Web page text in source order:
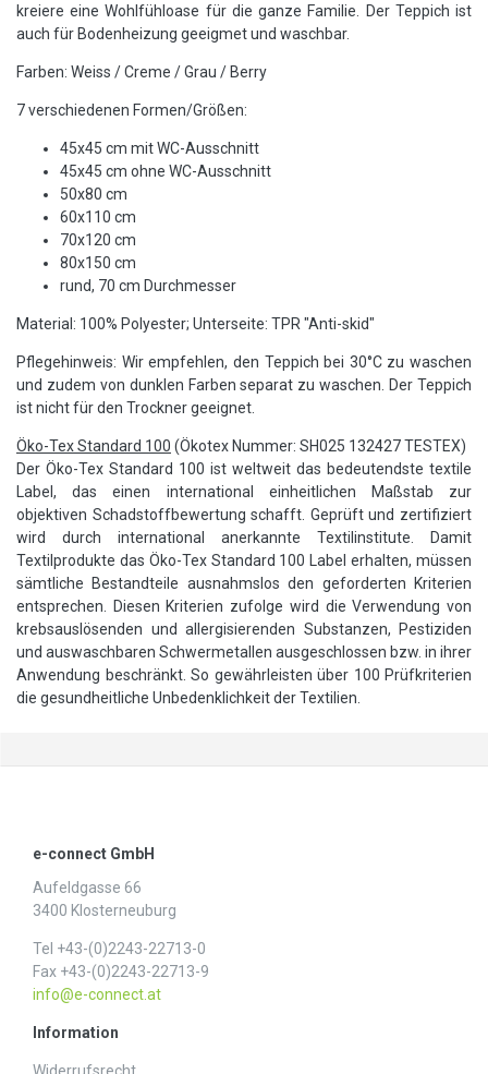
kreiere eine Wohlfühloase für die ganze Familie. Der Teppich ist
auch für Bodenheizung geeigmet und waschbar.
Farben: Weiss / Creme / Grau / Berry
7 verschiedenen Formen/Größen:
45x45 cm mit WC-Ausschnitt
45x45 cm ohne WC-Ausschnitt
50x80 cm
60x110 cm
70x120 cm
80x150 cm
rund, 70 cm Durchmesser
Material: 100% Polyester; Unterseite: TPR "Anti-skid"
Pflegehinweis: Wir empfehlen, den Teppich bei 30°C zu waschen
und zudem von dunklen Farben separat zu waschen. Der Teppich
ist nicht für den Trockner geeignet.
Öko-Tex Standard 100 (Ökotex Nummer: SH025 132427 TESTEX)
Der Öko-Tex Standard 100 ist weltweit das bedeutendste textile
Label, das einen international einheitlichen Maßstab zur
objektiven Schadstoffbewertung schafft. Geprüft und zertifiziert
wird durch international anerkannte Textilinstitute. Damit
Textilprodukte das Öko-Tex Standard 100 Label erhalten, müssen
sämtliche Bestandteile ausnahmslos den geforderten Kriterien
entsprechen. Diesen Kriterien zufolge wird die Verwendung von
krebsauslösenden und allergisierenden Substanzen, Pestiziden
und auswaschbaren Schwermetallen ausgeschlossen bzw. in ihrer
Anwendung beschränkt. So gewährleisten über 100 Prüfkriterien
die gesundheitliche Unbedenklichkeit der Textilien.
e-connect GmbH
Aufeldgasse 66
3400 Klosterneuburg
Tel +43-(0)2243-22713-0
Fax +43-(0)2243-22713-9
info@e-connect.at
Information